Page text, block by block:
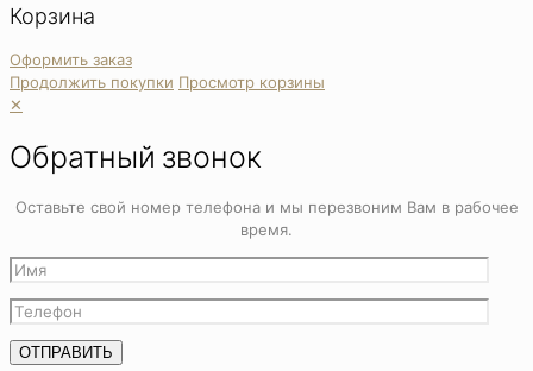
Корзина
Оформить заказ
Продолжить покупки Просмотр корзины
✕
Обратный звонок
Оставьте свой номер телефона и мы перезвоним Вам в рабочее
время.